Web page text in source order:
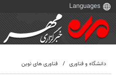
دانشگاه و فناوری فناوری های نوین